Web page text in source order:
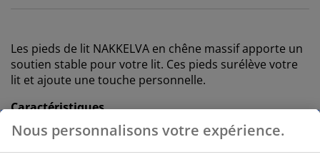
Les pieds de lit NAKKELVA en chêne massif apporte un
soutien stable pour votre lit. Ces pieds surélève votre
lit et ajoute une touche personnelle.
Caractéristiques
Dimension:H20 cm
Nous personnalisons votre expérience.